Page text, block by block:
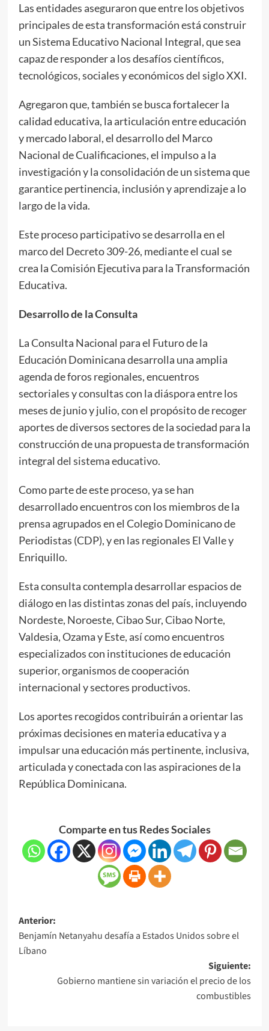
Las entidades aseguraron que entre los objetivos
principales de esta transformación está construir
un Sistema Educativo Nacional Integral, que sea
capaz de responder a los desafíos científicos,
tecnológicos, sociales y económicos del siglo XXI.
Agregaron que, también se busca fortalecer la
calidad educativa, la articulación entre educación
y mercado laboral, el desarrollo del Marco
Nacional de Cualificaciones, el impulso a la
investigación y la consolidación de un sistema que
garantice pertinencia, inclusión y aprendizaje a lo
largo de la vida.
Este proceso participativo se desarrolla en el
marco del Decreto 309-26, mediante el cual se
crea la Comisión Ejecutiva para la Transformación
Educativa.
Desarrollo de la Consulta
La Consulta Nacional para el Futuro de la
Educación Dominicana desarrolla una amplia
agenda de foros regionales, encuentros
sectoriales y consultas con la diáspora entre los
meses de junio y julio, con el propósito de recoger
aportes de diversos sectores de la sociedad para la
construcción de una propuesta de transformación
integral del sistema educativo.
Como parte de este proceso, ya se han
desarrollado encuentros con los miembros de la
prensa agrupados en el Colegio Dominicano de
Periodistas (CDP), y en las regionales El Valle y
Enriquillo.
Esta consulta contempla desarrollar espacios de
diálogo en las distintas zonas del país, incluyendo
Nordeste, Noroeste, Cibao Sur, Cibao Norte,
Valdesia, Ozama y Este, así como encuentros
especializados con instituciones de educación
superior, organismos de cooperación
internacional y sectores productivos.
Los aportes recogidos contribuirán a orientar las
próximas decisiones en materia educativa y a
impulsar una educación más pertinente, inclusiva,
articulada y conectada con las aspiraciones de la
República Dominicana.
Comparte en tus Redes Sociales
Anterior:
Benjamín Netanyahu desafía a Estados Unidos sobre el
Líbano
Siguiente:
Gobierno mantiene sin variación el precio de los
combustibles